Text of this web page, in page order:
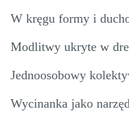
W kręgu formy i
Modlitwy ukryte w
Jednoosobowy
Wycinanka jako